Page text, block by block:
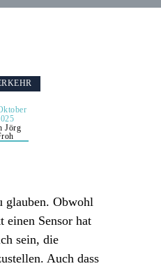
Jörg
glauben. Obwohl
einen Sensor hat
sein, die
Auch dass